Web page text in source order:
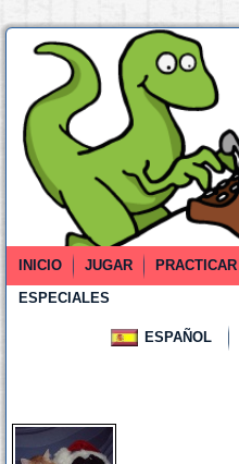
INICIO JUGAR PRACTICAR
ESPECIALES
ESPAÑOL